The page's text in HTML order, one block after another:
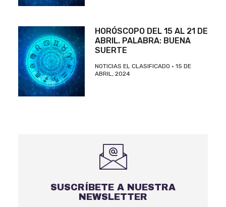
HORÓSCOPO DEL 15 AL 21 DE
ABRIL. PALABRA: BUENA
SUERTE
NOTICIAS EL CLASIFICADO
15 DE
ABRIL, 2024
SUSCRÍBETE A NUESTRA
NEWSLETTER